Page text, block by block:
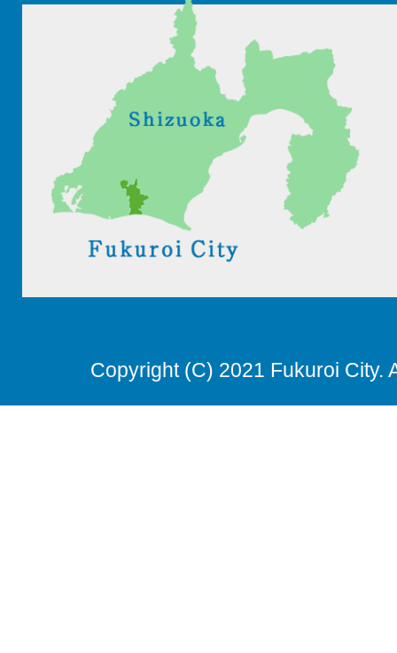
Copyright (C) 2021 Fukuroi City.